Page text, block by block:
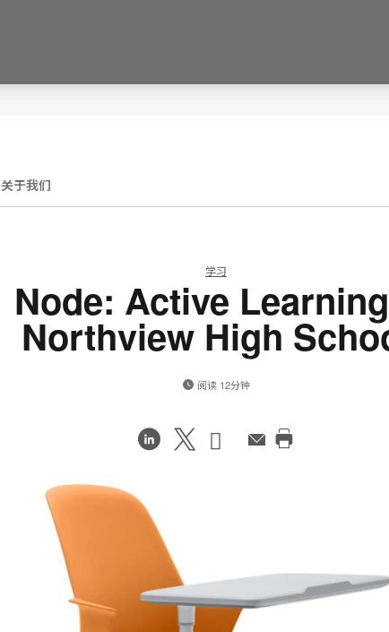
关于我们
学习
Node: Active
Northview High
阅读 12分钟
在
ShareShare
邮